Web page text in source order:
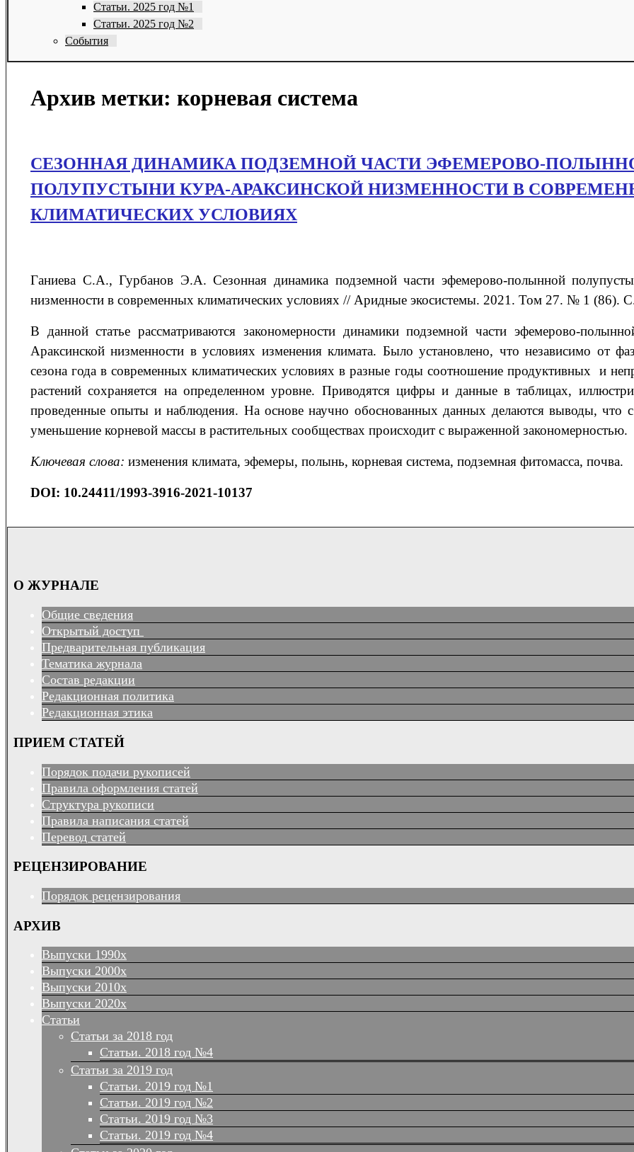
Статьи. 2025 год №1
Статьи. 2025 год №2
События
Архив метки: корневая система
СЕЗОННАЯ ДИНАМИКА ПОДЗЕМНОЙ ЧАСТИ ЭФЕМЕРОВО-
ПОЛУПУСТЫНИ КУРА-АРАКСИНСКОЙ НИЗМЕННОСТИ В
КЛИМАТИЧЕСКИХ УСЛОВИЯХ
Ганиева С.А., Гурбанов Э.А. Сезонная динамика подземной части эфемерово-полынной
низменности в современных климатических условиях // Аридные экосистемы. 2021. Том 27. № 1 (86).
В данной статье рассматриваются закономерности динамики подземной части эфемерово-
Араксинской низменности в условиях изменения климата. Было установлено, что независимо от
сезона года в современных климатических условиях в разные годы соотношение продуктивных и
растений сохраняется на определенном уровне. Приводятся цифры и данные в таблицах,
проведенные опыты и наблюдения. На основе научно обоснованных данных делаются выводы, что
уменьшение корневой массы в растительных сообществах происходит с выраженной закономерностью.
Ключевая слова: изменения климата, эфемеры, полынь, корневая система, подземная фитомасса, почва.
DOI: 10.24411/1993-3916-2021-10137
О ЖУРНАЛЕ
Общие сведения
Открытый доступ
Предварительная публикация
Тематика журнала
Состав редакции
Редакционная политика
Редакционная этика
ПРИЕМ СТАТЕЙ
Порядок подачи рукописей
Правила оформления статей
Структура рукописи
Правила написания статей
Перевод статей
РЕЦЕНЗИРОВАНИЕ
Порядок рецензирования
АРХИВ
Выпуски 1990х
Выпуски 2000х
Выпуски 2010х
Выпуски 2020х
Статьи
Статьи за 2018 год
Статьи. 2018 год №4
Статьи за 2019 год
Статьи. 2019 год №1
Статьи. 2019 год №2
Статьи. 2019 год №3
Статьи. 2019 год №4